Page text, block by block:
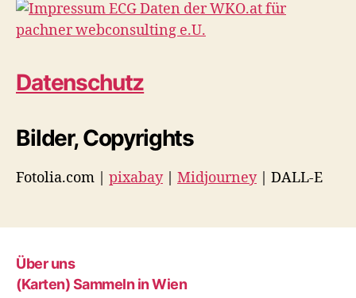
Datenschutz
Bilder, Copyrights
Fotolia.com | pixabay| Midjourney| DALL-E
Über uns
(Karten) Sammeln in Wien